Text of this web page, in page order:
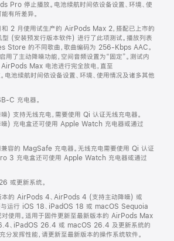
Pro 停止播放。电池续航时间依设备设置、环境、使
有所差异。
2 月使用试生产的 AirPods Max 2，搭配已上市的
(安装预发行版本软件) 进行了此项测试。播放列表
Store 的不同歌曲，歌曲编码为 256-Kbps AAC。
用了主动降噪功能，空间音频设置为“固定”。测试内
AirPods Max 电池进行完全放电，直至
池续航时间依设备设置、环境、使用情况及诸多其他
C 充电器。
支持无线充电，需要使用 Qi 认证无线充电器。
) 充电盒还可使用 Apple Watch 充电器或通过
容的 MagSafe 充电器。无线充电需要使用 Qi 认证
3 充电盒还可使用 Apple Watch 充电器或通过
或更新系统。
本的 AirPods 4、AirPods 4 (支持主动降噪) 或
运行 iOS 18、iPadOS 18 或 macOS Sequoia
对使用。适用于固件更新至最新版本的 AirPods Max
、iPadOS 26.4 或 macOS 26.4 及更新系统的
分发挥性能，请更新至最新版本的操作系统软件。